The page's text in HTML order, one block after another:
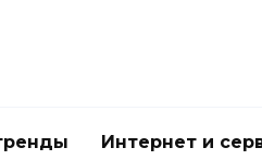
Интернет и